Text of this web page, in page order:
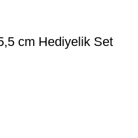
cm Hediyelik Set